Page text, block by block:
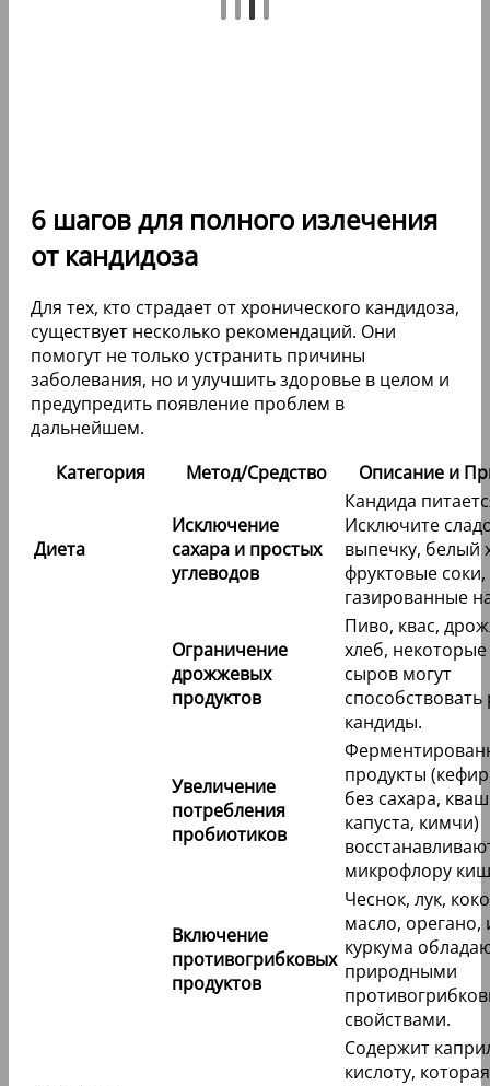
6 шагов для полного излечения
от кандидоза
Для тех, кто страдает от хронического кандидоза,
существует несколько рекомендаций. Они
помогут не только устранить причины
заболевания, но и улучшить здоровье в целом и
предупредить появление проблем в
дальнейшем.
Категория
Метод/Средство Описание и
Диета
Исключение
сахара и простых
углеводов
Кандида
Исключите
выпечку, белый
фруктовые соки,
газированные
Ограничение
дрожжевых
продуктов
Пиво, квас,
хлеб,
сыров могут
способствовать
кандиды.
Увеличение
потребления
пробиотиков
продукты
без сахара,
капуста, кимчи)
микрофлору
Включение
противогрибковых
продуктов
Чеснок, лук,
масло,
куркума
природными
свойствами.
Содержит
кислоту,